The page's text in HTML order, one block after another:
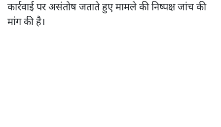
कार्रवाई पर असंतोष जताते हुए मामले की निष्पक्ष जांच की
मांग की है।